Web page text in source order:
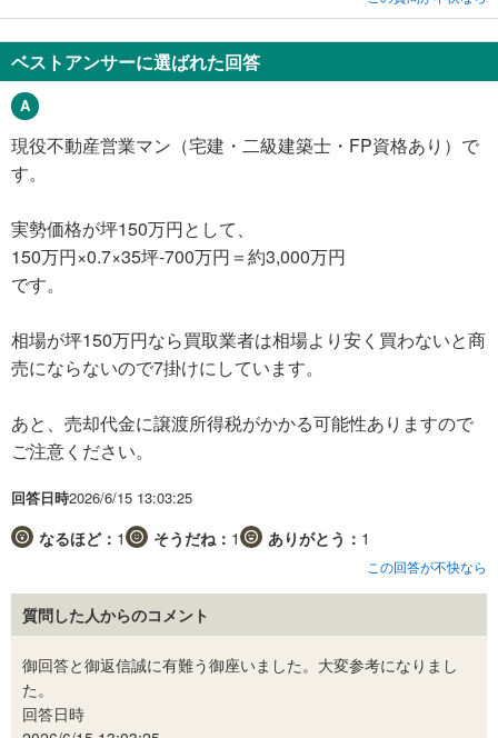
ベストアンサーに選ばれた回答
現役不動産営業マン（宅建・二級建築士・FP資格あり）で
す。
実勢価格が坪150万円として、
150万円×0.7×35坪-700万円＝約3,000万円
です。
相場が坪150万円なら買取業者は相場より安く買わないと商
売にならないので7掛けにしています。
あと、売却代金に譲渡所得税がかかる可能性ありますので
ご注意ください。
回答日時2026/6/15 13:03:25
なるほど： 1 そうだね： 1 ありがとう： 1
この回答が不快なら
質問した人からのコメント
御回答と御返信誠に有難う御座いました。大変参考になりまし
た。
回答日時